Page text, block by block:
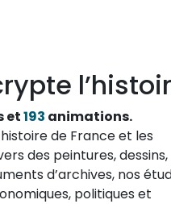
et193 animations.
de France et les
des peintures, dessins,
d’archives, nos
politiques et